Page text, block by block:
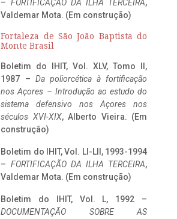
– FORTIFICAÇÃO DA ILHA TERCEIRA,
Valdemar Mota. (Em construção)
Fortaleza de São João Baptista do
Monte Brasil
Boletim do IHIT, Vol. XLV, Tomo II,
1987 – Da poliorcética à fortificação
nos Açores – Introdução ao estudo do
sistema defensivo nos Açores nos
séculos XVI-XIX, Alberto Vieira. (Em
construção)
Boletim do IHIT, Vol. LI-LII, 1993-1994
– FORTIFICAÇÃO DA ILHA TERCEIRA,
Valdemar Mota. (Em construção)
Boletim do IHIT, Vol. L, 1992 –
DOCUMENTAÇÃO SOBRE AS